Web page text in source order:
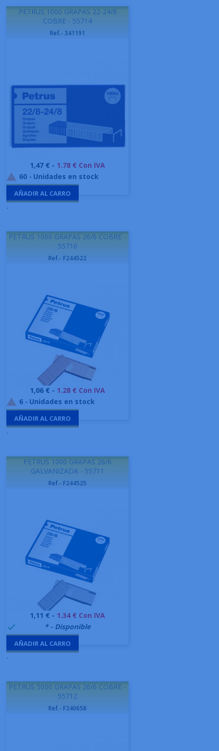
PETRUS 1000 GRAPAS 22-24/8
COBRE - 55714
Ref.- 341191
Precio
1,47 € - 1.78 € Con IVA
 60 - Unidades en stock
AÑADIR AL CARRO
-
PETRUS 1000 GRAPAS 26/6 COBRE -
55710
Ref.- F244522
Precio
1,06 € - 1.28 € Con IVA
 6 - Unidades en stock
AÑADIR AL CARRO
-
PETRUS 1000 GRAPAS 26/6
GALVANIZADA - 55711
Ref.- F244525
Precio
1,11 € - 1.34 € Con IVA
 * - Disponible
AÑADIR AL CARRO
-
PETRUS 5000 GRAPAS 26/6 COBRE -
55712
Ref.- F240658